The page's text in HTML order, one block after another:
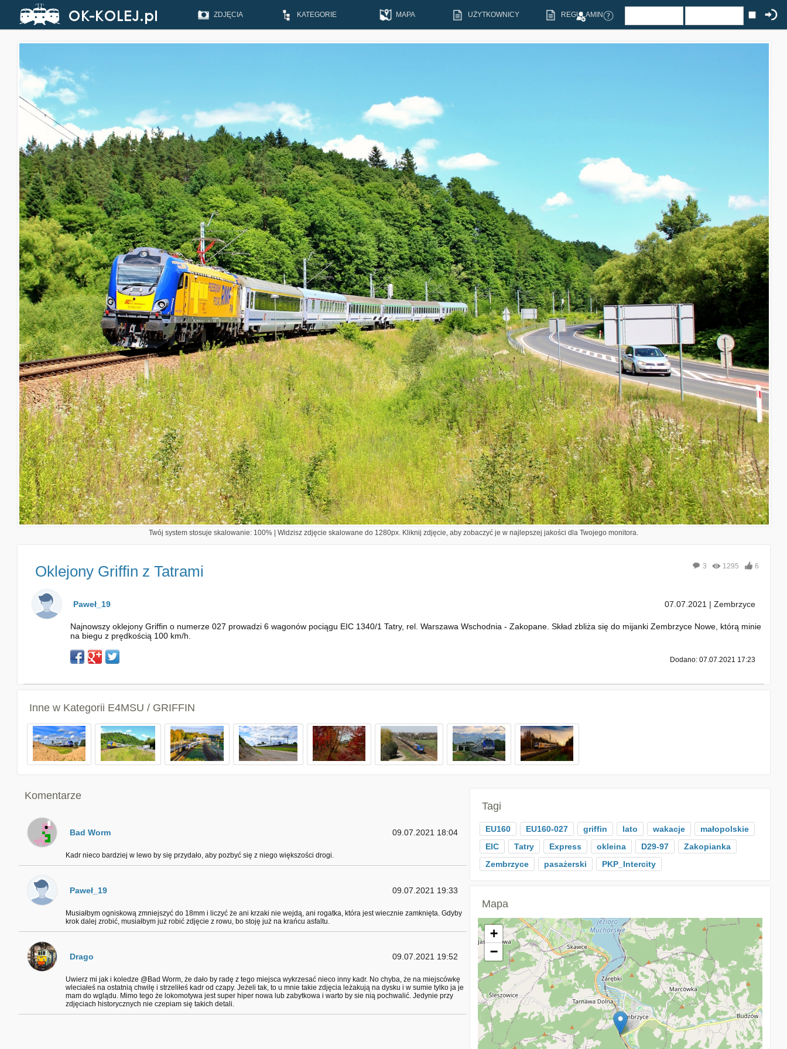
ZDJĘCIA KATEGORIE MAPA UŻYTKOWNICY REGULAMIN
Twój system stosuje skalowanie: 100% | Widzisz zdjęcie skalowane do 1280px. Kliknij zdjęcie, aby zobaczyć je w najlepszej jakości dla Twojego monitora.
Oklejony Griffin z Tatrami 3 1295 6
Paweł_19 07.07.2021 | Zembrzyce
Najnowszy oklejony Griffin o numerze 027 prowadzi 6 wagonów pociągu EIC 1340/1 Tatry, rel. Warszawa Wschodnia - Zakopane. Skład zbliża się do mijanki Zembrzyce Nowe, którą minie
na biegu z prędkością 100 km/h.
Dodano: 07.07.2021 17:23
Inne w Kategorii E4MSU / GRIFFIN
Komentarze
Bad Worm 09.07.2021 18:04
Kadr nieco bardziej w lewo by się przydało, aby pozbyć się z niego większości drogi.
Paweł_19 09.07.2021 19:33
Musiałbym ogniskową zmniejszyć do 18mm i liczyć że ani krzaki nie wejdą, ani rogatka, która jest wiecznie zamknięta. Gdyby
krok dalej zrobić, musiałbym już robić zdjęcie z rowu, bo stoję już na krańcu asfaltu.
Drago 09.07.2021 19:52
Uwierz mi jak i koledze @Bad Worm, że dało by radę z tego miejsca wykrzesać nieco inny kadr. No chyba, że na miejscówkę
wleciałeś na ostatnią chwilę i strzeliłeś kadr od czapy. Jeżeli tak, to u mnie takie zdjęcia leżakują na dysku i w sumie tylko ja je
mam do wglądu. Mimo tego że lokomotywa jest super hiper nowa lub zabytkowa i warto by sie nią pochwalić. Jedynie przy
zdjęciach historycznych nie czepiam się takich detali.
Tagi
EU160 EU160-027 griffin lato wakacje
małopolskie
EIC
Tatry Express okleina D29-97
Zakopianka
Zembrzyce
pasażerski PKP_Intercity
Mapa
+
−